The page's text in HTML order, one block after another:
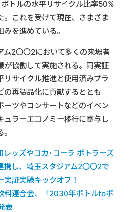
トルの水平リサイクル比率50%
。これを受けて現在、さまざま
を進めている。
ム2〇〇2において多くの来場者
が協働して実施される。同実証
リサイクル推進と使用済みプラ
の再製品化に貢献するととも
ーツやコンサートなどのイベン
ュラーエコノミー移行に寄与し
レッズやコカ･コーラ ボトラーズ
携し、埼玉スタジアム2〇〇2で
証実験キックオフ！
料連合会、「2030年ボトルtoボ
表